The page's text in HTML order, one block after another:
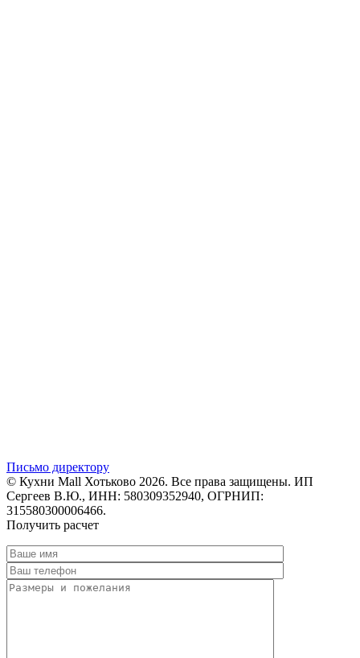
Письмо директору
© Кухни Mall Хотьково 2026. Все права защищены. ИП
Сергеев В.Ю., ИНН: 580309352940, ОГРНИП:
315580300006466.
Получить расчет